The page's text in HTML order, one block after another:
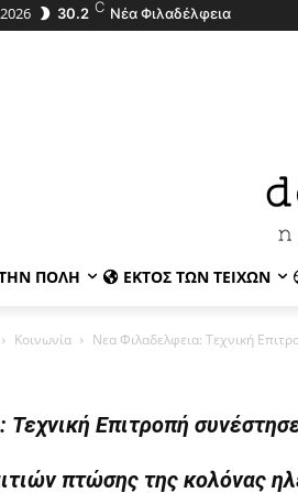
30.2 C Νέα Φιλαδέλφεια
ΠΌΛΗ ΕΚΤΌΣ ΤΩΝ ΤΕΙΧΏΝ
Κοινωνία Νεα Φιλαδελφεια: Τεχνική
Επιτροπή
πτώσης της κολόνας